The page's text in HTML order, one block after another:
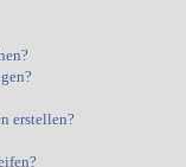
erstellen?